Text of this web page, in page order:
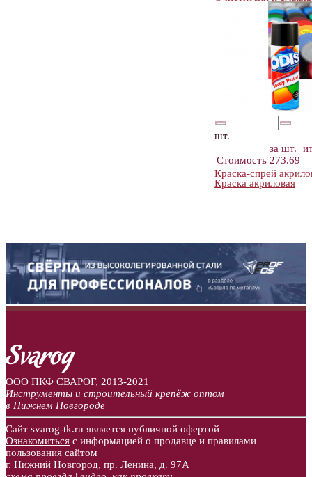
шт.
за шт.
Стоимость 273.69
Краска-спрей
Краска акриловая
ООО ПКФ СВАРОГ, 2013-2021
Инструменты и строительный крепёж оптом
в Нижнем Новгороде
Сайт svarog-tk.ru является публичной офертой
Ознакомиться с информацией о продавце и правилами
пользования сайтом
г. Нижний Новгород, пр. Ленина, д. 97А